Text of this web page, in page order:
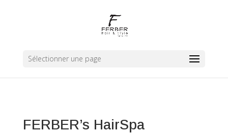
Sélectionner une page
FERBER’s HairSpa